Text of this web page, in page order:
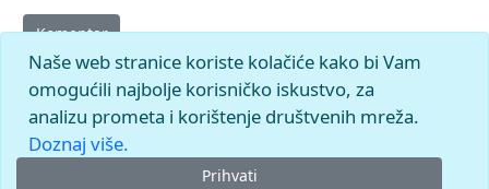
Komentar
Naše web stranice koriste kolačiće kako bi Vam
omogućili najbolje korisničko iskustvo, za
analizu prometa i korištenje društvenih mreža.
Doznaj više.
Prihvati